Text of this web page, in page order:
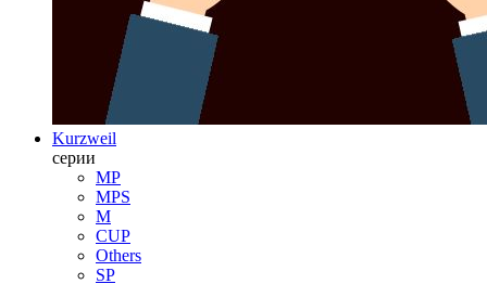
Kurzweil
серии
MP
MPS
M
CUP
Others
SP